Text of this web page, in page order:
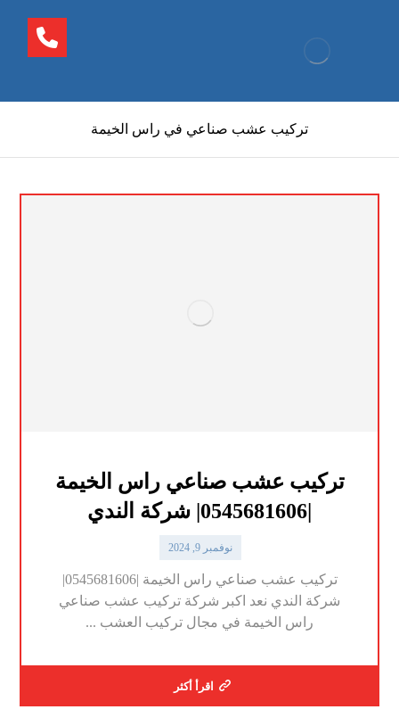
تركيب عشب صناعي في راس الخيمة
تركيب عشب صناعي راس الخيمة
نوفمبر 9, 2024
شركة الندي نعد اكبر شركة تركيب عشب صناعي
راس الخيمة في مجال تركيب العشب ...
اقرأ أكثر